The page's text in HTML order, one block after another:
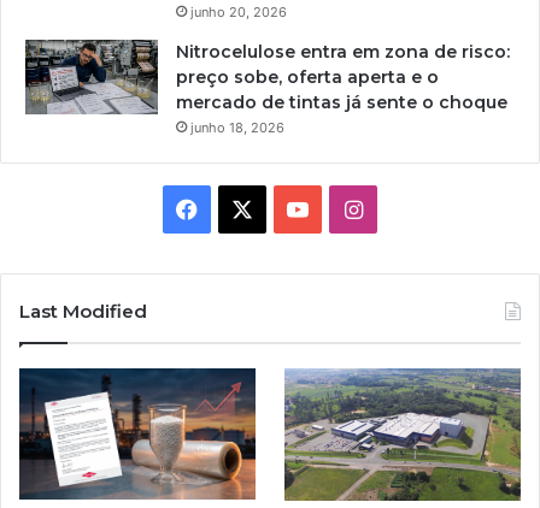
junho 20, 2026
Nitrocelulose entra em zona de risco:
preço sobe, oferta aperta e o
mercado de tintas já sente o choque
junho 18, 2026
Facebook YouTubeInstagram
Last Modified